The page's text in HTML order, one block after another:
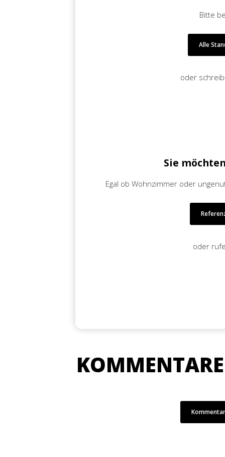
Bitte
Alle
oder
Sie
Egal ob Wohnzimmer oder
oder
KOMMENTARE